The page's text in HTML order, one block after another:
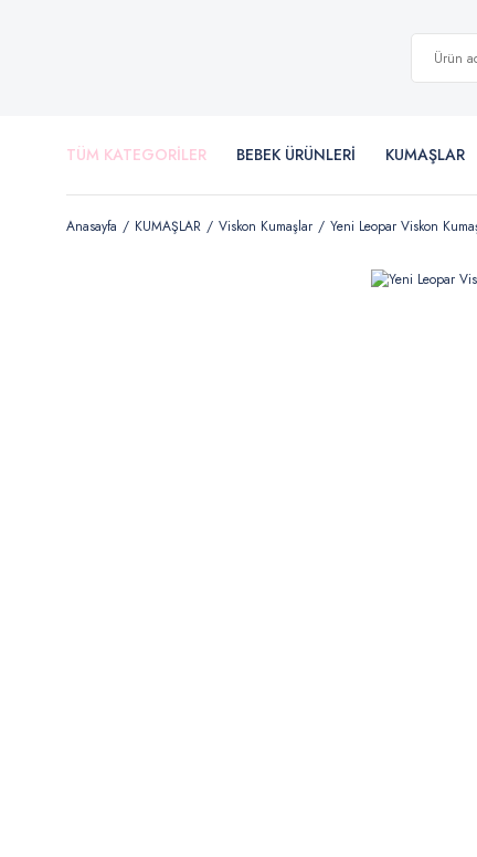
TÜM KATEGORİLER BEBEK ÜRÜNLERİ KUMAŞLAR
Anasayfa KUMAŞLAR Viskon Kumaşlar Yeni Leopar Viskon